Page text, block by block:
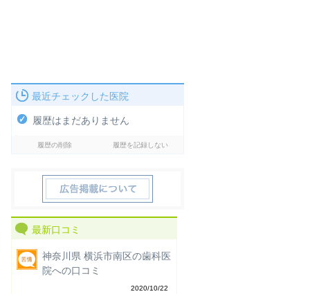
最近チェックした医院
履歴はまだありません
履歴の削除 履歴を記録しない
最新口コミ
神奈川県 横浜市南区の歯科医
院への口コミ
2020/10/22